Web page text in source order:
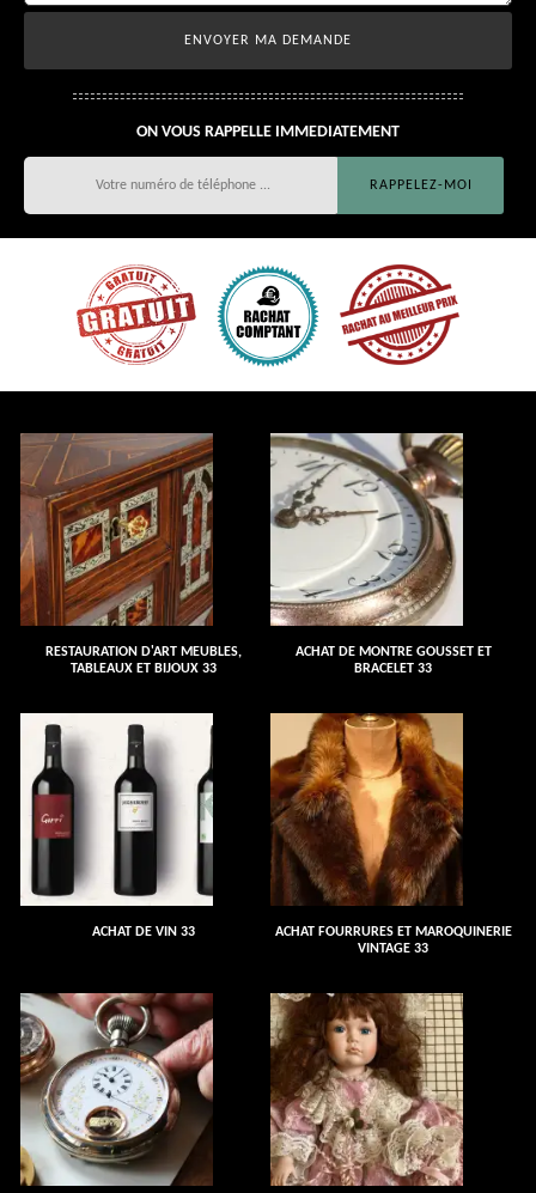
ON VOUS RAPPELLE IMMEDIATEMENT
RESTAURATION D'ART MEUBLES,
TABLEAUX ET BIJOUX 33
ACHAT DE MONTRE GOUSSET ET
BRACELET 33
ACHAT DE VIN 33
ACHAT FOURRURES ET MAROQUINERIE
VINTAGE 33